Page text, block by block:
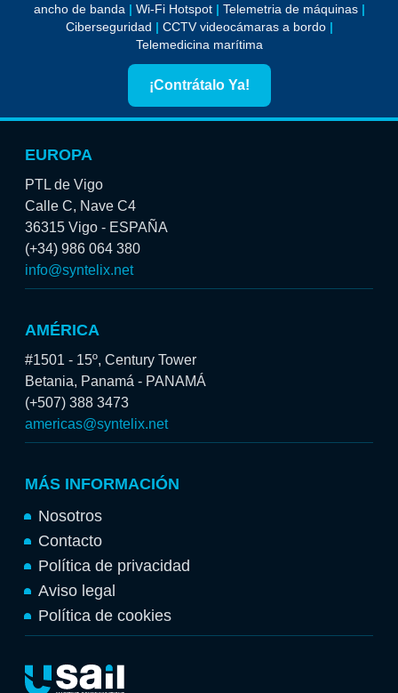
ancho de banda | Wi-Fi Hotspot | Telemetria de máquinas |
Ciberseguridad | CCTV videocámaras a bordo |
Telemedicina marítima
¡Contrátalo Ya!
EUROPA
PTL de Vigo
Calle C, Nave C4
36315 Vigo - ESPAÑA
(+34) 986 064 380
info@syntelix.net
AMÉRICA
#1501 - 15º, Century Tower
Betania, Panamá - PANAMÁ
(+507) 388 3473
americas@syntelix.net
MÁS INFORMACIÓN
Nosotros
Contacto
Política de privacidad
Aviso legal
Política de cookies